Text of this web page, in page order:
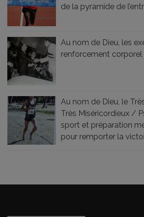
de la pyramide de
Au nom de Dieu, les
renforcement corporel
Au nom de Dieu, le
Très Miséricordieux /
sport et préparation
pour remporter la